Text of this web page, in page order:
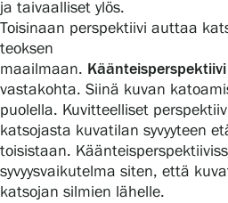
ja taivaalliset ylös.
Toisinaan perspektiivi auttaa
teoksen
maailmaan. Käänteisperspektiivi
vastakohta. Siinä kuvan
puolella. Kuvitteelliset
katsojasta kuvatilan syvyyteen
toisistaan.
syvyysvaikutelma siten, että
katsojan silmien lähelle.